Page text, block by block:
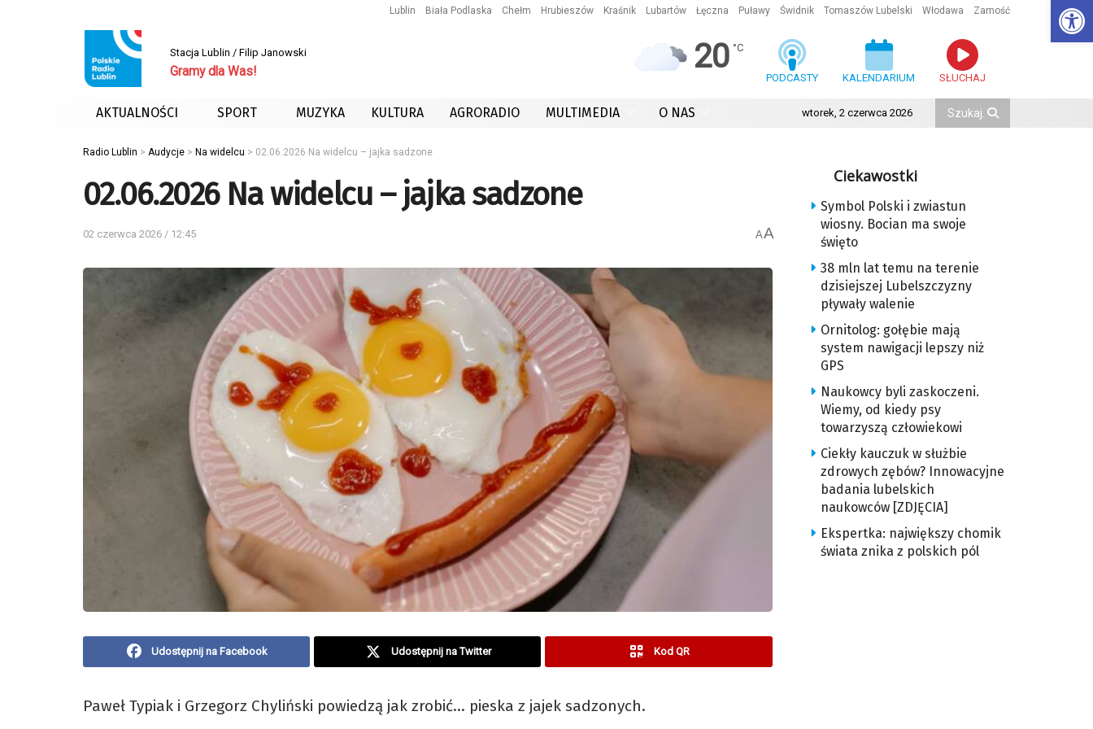
Lublin Biała Podlaska Chełm Hrubieszów Kraśnik Lubartów Łęczna Puławy Świdnik Tomaszów Lubelski Włodawa Zamość
Stacja Lublin / Filip Janowski
Gramy dla Was! 20 °C
PODCASTY KALENDARIUM SŁUCHAJ
AKTUALNOŚCI SPORT MUZYKA KULTURA AGRORADIO MULTIMEDIA O NAS wtorek, 2 czerwca 2026
Radio Lublin > Audycje > Na widelcu > 02.06.2026 Na widelcu – jajka sadzone
02.06.2026 Na widelcu – jajka sadzone
02 czerwca 2026 / 12:45 AA
Udostępnij na Facebook Udostępnij na Twitter Kod QR
Paweł Typiak i Grzegorz Chyliński powiedzą jak zrobić… pieska z jajek sadzonych.
Ciekawostki
Symbol Polski i zwiastun
wiosny. Bocian ma swoje
święto
38 mln lat temu na terenie
dzisiejszej Lubelszczyzny
pływały walenie
Ornitolog: gołębie mają
system nawigacji lepszy niż
GPS
Naukowcy byli zaskoczeni.
Wiemy, od kiedy psy
towarzyszą człowiekowi
Ciekły kauczuk w służbie
zdrowych zębów? Innowacyjne
badania lubelskich
naukowców [ZDJĘCIA]
Ekspertka: największy chomik
świata znika z polskich pól